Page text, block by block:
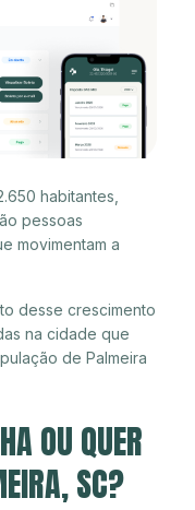
habitantes,
pessoas
movimentam a
desse crescimento
na cidade que
de Palmeira
OU QUER
SC?